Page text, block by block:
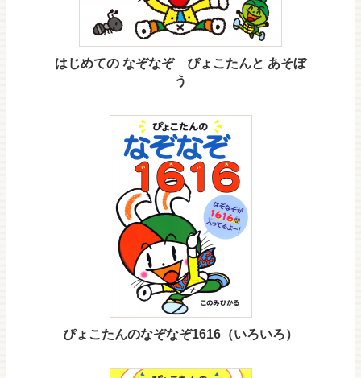
はじめての なぞなぞ ぴょこたんと あそぼ
う
ぴょこたんのなぞなぞ1616（いろいろ）